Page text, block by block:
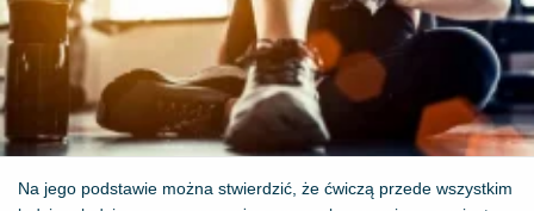
Na jego podstawie można stwierdzić, że ćwiczą przede wszystkim